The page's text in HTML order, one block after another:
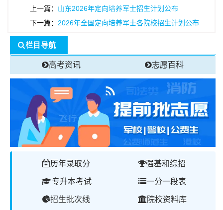
上一篇： 山东2026年定向培养军士招生计划公布
下一篇： 2026年全国定向培养军士各院校招生计划公布
栏目导航
高考资讯 志愿百科
历年录取分 强基和综招
专升本考试 一分一段表
招生批次线 院校资料库